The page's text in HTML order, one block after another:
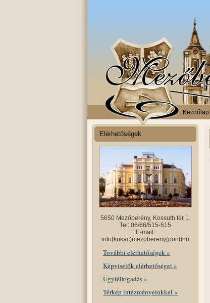
Kezdőlap
Elérhetőségek
5650 Mezőberény, Kossuth tér 1.
Tel: 06/66/515-515
E-mail:
info(kukac)mezobereny(pont)hu
További elérhetőségek »
Képviselők elérhetőségei »
Ügyfélfogadás »
Térkép intézményeinkkel »